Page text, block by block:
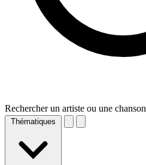
Rechercher un artiste ou une chanson
Thématiques